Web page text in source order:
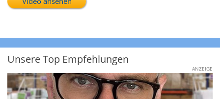
Unsere Top Empfehlungen
ANZEIGE